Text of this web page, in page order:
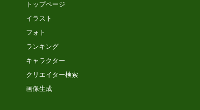
トップページ
イラスト
フォト
ランキング
キャラクター
クリエイター検索
画像生成